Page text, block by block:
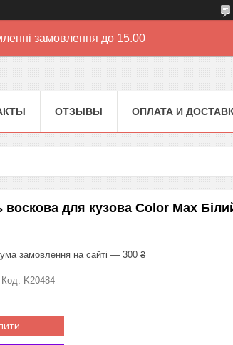
замовлення до 15.00
ОТЗЫВЫ ОПЛАТА И
воскова для кузова Color Max
замовлення на сайті — 300 ₴
Код: K20484